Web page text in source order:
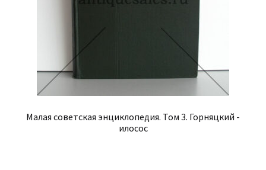
Малая советская энциклопедия. Том 3. Горняцкий -
илосос